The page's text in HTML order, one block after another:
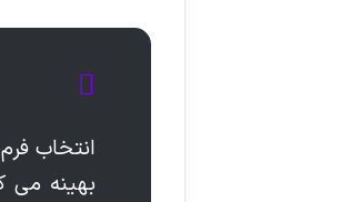
انتخاب
بهینه می